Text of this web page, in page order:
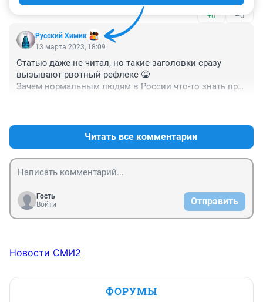
+0 –0
Русский Химик
13 марта 2023, 18:09
Статью даже не читал, но такие заголовки сразу
вызывают рвотный рефлекс 🤮
Зачем нормальным людям в России что-то знать про
Читать все комментарии
Гость
Войти
Отправить
Новости СМИ2
ФОРУМЫ